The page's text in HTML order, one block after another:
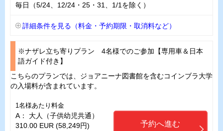
毎日（5/24、12/24・25・31、1/1を除く）
詳細条件を見る（料金・予約期限・取消料など）
※ナザレ立ち寄りプラン 4名様でのご参加【専用車＆日本
語ガイド付き】
こちらのプランでは、ジョアニーナ図書館を含むコインブラ大学
の入場料が含まれています。
1名様あたり料金
A： 大人（子供幼児共通）
310.00 EUR (58,249円)
予約へ進む